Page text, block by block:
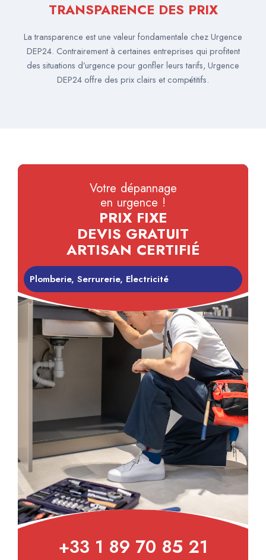
TRANSPARENCE DES PRIX
La transparence est une valeur fondamentale chez Urgence
DEP24. Contrairement à certaines entreprises qui profitent
des situations d’urgence pour gonfler leurs tarifs, Urgence
DEP24 offre des prix clairs et compétitifs.
Votre dépannage
en urgence !
PRIX FIXE
DEVIS GRATUIT
ARTISAN CERTIFIÉ
Plomberie, Serrurerie, Electricité
+33 1 89 70 85 21